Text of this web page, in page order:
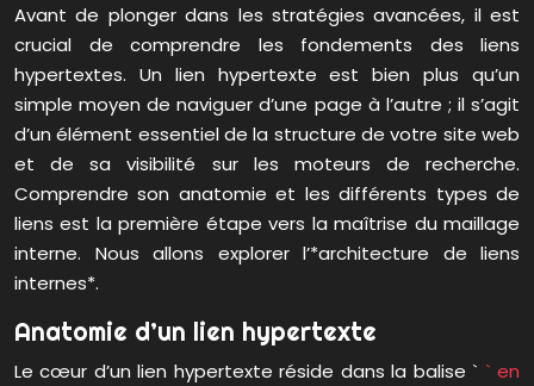
Avant de plonger dans les stratégies avancées, il est
crucial de comprendre les fondements des liens
hypertextes. Un lien hypertexte est bien plus qu’un
simple moyen de naviguer d’une page à l’autre ; il s’agit
d’un élément essentiel de la structure de votre site web
et de sa visibilité sur les moteurs de recherche.
Comprendre son anatomie et les différents types de
liens est la première étape vers la maîtrise du maillage
interne. Nous allons explorer l’*architecture de liens
internes*.
Anatomie d’un lien hypertexte
Le cœur d’un lien hypertexte réside dans la balise ` ` en